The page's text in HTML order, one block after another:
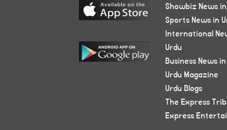
Showbiz News
Sports News in
International
Urdu
Business News
Urdu Magazine
Urdu Blogs
The Express
Express